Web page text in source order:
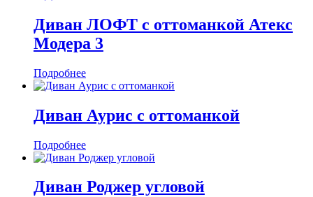
Диван ЛОФТ с оттоманкой Атекс
Модера 3
Подробнее
Диван Аурис с оттоманкой
Подробнее
Диван Роджер угловой